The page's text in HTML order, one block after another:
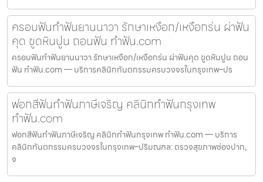
ครอบฟันทำฟันยานนาวา รักษาเหงือก/เหงือกร่น ผ่าฟัน
คุด ขูดหินปูน ถอนฟัน ทำฟัน.com
ครอบฟันทำฟันยานนาวา รักษาเหงือก/เหงือกร่น ผ่าฟันคุด ขูดหินปูน ถอน
ฟัน ทำฟัน.com — บริการคลินิกทันตกรรมครบวงจรในกรุงเทพ–ปร
ฟอกสีฟันทำฟันภาษีเจริญ คลินิกทำฟันกรุงเทพ
ทำฟัน.com
ฟอกสีฟันทำฟันภาษีเจริญ คลินิกทำฟันกรุงเทพ ทำฟัน.com — บริการ
คลินิกทันตกรรมครบวงจรในกรุงเทพ–ปริมณฑล: ตรวจสุขภาพช่องปาก,
จ